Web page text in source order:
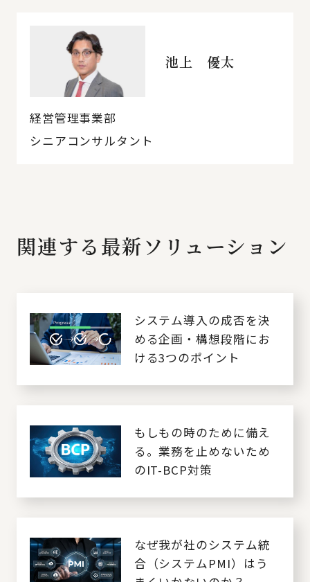
池上 優太
経営管理事業部
シニアコンサルタント
関連する最新ソリューション
システム導入の成否を決
める企画・構想段階にお
ける3つのポイント
もしもの時のために備え
る。業務を止めないため
のIT-BCP対策
なぜ我が社のシステム統
合（システムPMI）はう